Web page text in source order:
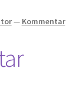
— Kommentar